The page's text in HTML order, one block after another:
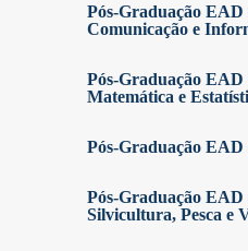
Pós-Graduação EAD
Comunicação e
Pós-Graduação
Matemática e
Pós-Graduação EAD
Pós-Graduação
Silvicultura, Pesca e